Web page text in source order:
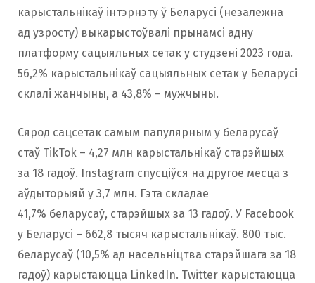
карыстальнікаў інтэрнэту ў Беларусі (незалежна
ад узросту) выкарыстоўвалі прынамсі адну
платформу сацыяльных сетак у студзені 2023 года.
56,2% карыстальнікаў сацыяльных сетак у Беларусі
склалі жанчыны, а 43,8% – мужчыны.
Сярод сацсетак самым папулярным у беларусаў
стаў TikTok – 4,27 млн карыстальнікаў старэйшых
за 18 гадоў. Instagram спусціўся на другое месца з
аўдыторыяй у 3,7 млн. Гэта складае
41,7% беларусаў, старэйшых за 13 гадоў. У Facebook
у Беларусі – 662,8 тысяч карыстальнікаў. 800 тыс.
беларусаў (10,5% ад насельніцтва старэйшага за 18
гадоў) карыстаюцца LinkedIn. Twitter карыстаюцца